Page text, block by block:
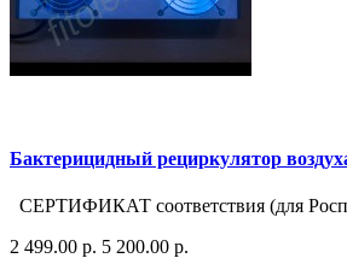
Бактерицидный рециркулятор
СЕРТИФИКАТ соответствия (для
2 499.00 р. 5 200.00 р.